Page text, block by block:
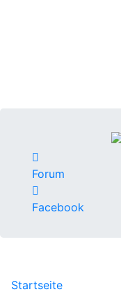
Forum
Facebook
Startseite